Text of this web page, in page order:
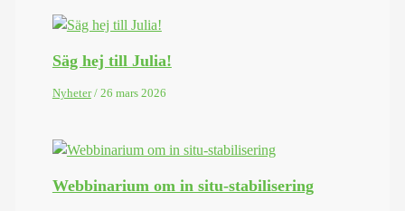
Säg hej till Julia!
Nyheter/ 26 mars 2026
Webbinarium om in situ-stabilisering